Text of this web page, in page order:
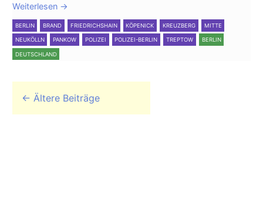
Weiterlesen →
BERLIN BRAND FRIEDRICHSHAIN KÖPENICK KREUZBERG MITTE
NEUKÖLLN PANKOW POLIZEI POLIZEI-BERLIN TREPTOW BERLIN
DEUTSCHLAND
Beitrags-Navigation
← Ältere Beiträge